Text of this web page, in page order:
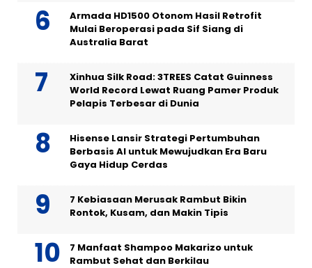
Armada HD1500 Otonom Hasil Retrofit
Mulai Beroperasi pada Sif Siang di
Australia Barat
Xinhua Silk Road: 3TREES Catat Guinness
World Record Lewat Ruang Pamer Produk
Pelapis Terbesar di Dunia
Hisense Lansir Strategi Pertumbuhan
Berbasis AI untuk Mewujudkan Era Baru
Gaya Hidup Cerdas
7 Kebiasaan Merusak Rambut Bikin
Rontok, Kusam, dan Makin Tipis
7 Manfaat Shampoo Makarizo untuk
Rambut Sehat dan Berkilau